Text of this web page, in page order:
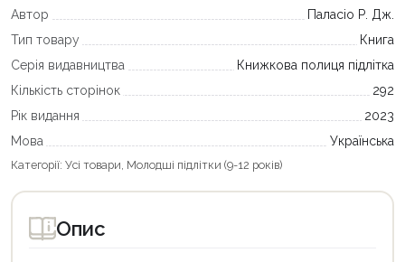
Автор
Паласіо Р. Дж.
Тип товару
Книга
Серія видавництва
Книжкова полиця підлітка
Кількість сторінок
292
Рік видання
2023
Мова
Українська
Категорії: Усі товари, Молодші підлітки (9-12 років)
Опис